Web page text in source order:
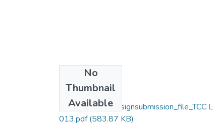
No
Thumbnail
Available
Estevão Santos
Freire_13700_assignsubmission_file_TCC
013.pdf(583.87 KB)